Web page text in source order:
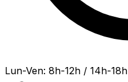
Lun-Ven: 8h-12h / 14h-18h